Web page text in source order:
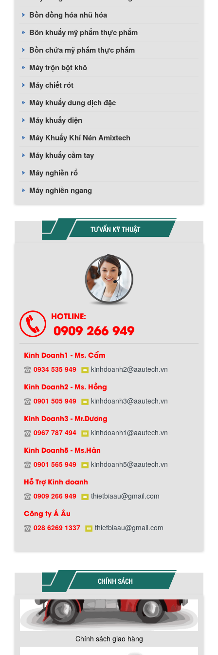
Bồn đồng hóa nhũ hóa
Bồn khuấy mỹ phẩm thực phẩm
Bồn chứa mỹ phẩm thực phẩm
Máy trộn bột khô
Máy chiết rót
Máy khuấy dung dịch đặc
Máy khuấy điện
Máy Khuấy Khí Nén Amixtech
Máy khuấy cầm tay
Máy nghiền rổ
Máy nghiền ngang
TƯ VẤN KỸ THUẬT
HOTLINE:
0909 266 949
Kinh Doanh1 - Ms. Cẩm
0934 535 949 kinhdoanh2@aautech.vn
Kinh Doanh2 - Ms. Hồng
0901 505 949 kinhdoanh3@aautech.vn
Kinh Doanh3 - Mr.Dương
0967 787 494 kinhdoanh1@aautech.vn
Kinh Doanh5 - Ms.Hân
0901 565 949 kinhdoanh5@aautech.vn
Hỗ Trợ Kinh doanh
0909 266 949 thietbiaau@gmail.com
Công ty Á Âu
028 6269 1337 thietbiaau@gmail.com
CHÍNH SÁCH
Chính sách giao hàng
Bồn chứa giải nhiệt sơn, mực in có cấu
tạo gồm 2 lớp inox và được dùng để
MÁY TRỘN BỘT KHÔ 500KG
Máy trộn bột khô 500kg được thiết kế
thân bồn nằm ngang, với cánh trộn bột